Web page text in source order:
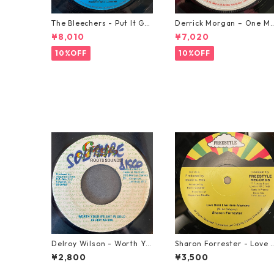
The Bleechers - Put It Go
od 【7-21637】
¥8,010
10%OFF
Derrick Morgan – One
rning In May【7-21653】
¥7,020
10%OFF
Delroy Wilson - Worth Yo
ur Weight In Gold【7-2196
5】
¥2,800
Sharon Forrester - Love
on't Live Here Anymore
【12-50068】
¥3,500